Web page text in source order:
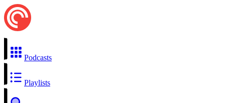
Podcasts
Playlists